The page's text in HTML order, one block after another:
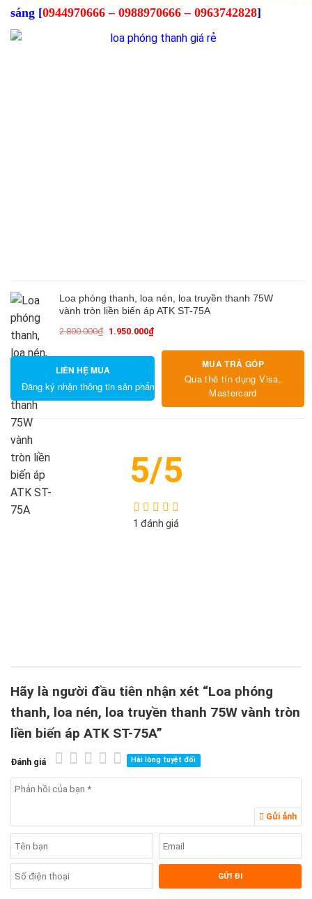
sáng [0944970666 – 0988970666 – 0963742828]
Loa phóng thanh, loa nén, loa truyền thanh 75W
vành tròn liền biến áp ATK ST-75A
2.800.000₫
Giá
2.800.000₫.
1.950.000₫Giá
hiện
1.950.000₫.
LIÊN HỆ MUA
Đăng ký nhận thông tin sản phẩm
MUA TRẢ GÓP
Qua thẻ tín dụng Visa,
Mastercard
5/5
1 đánh giá
Hãy là người đầu tiên nhận xét “Loa phóng
thanh, loa nén, loa truyền thanh 75W vành tròn
liền biến áp ATK ST-75A”
Đánh giá Hài lòng tuyệt đối
Gửi ảnh